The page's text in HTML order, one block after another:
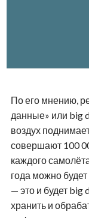
По его мнению,
данные» или big
воздух
совершают 100
каждого
года можно
— это и будет big
хранить и